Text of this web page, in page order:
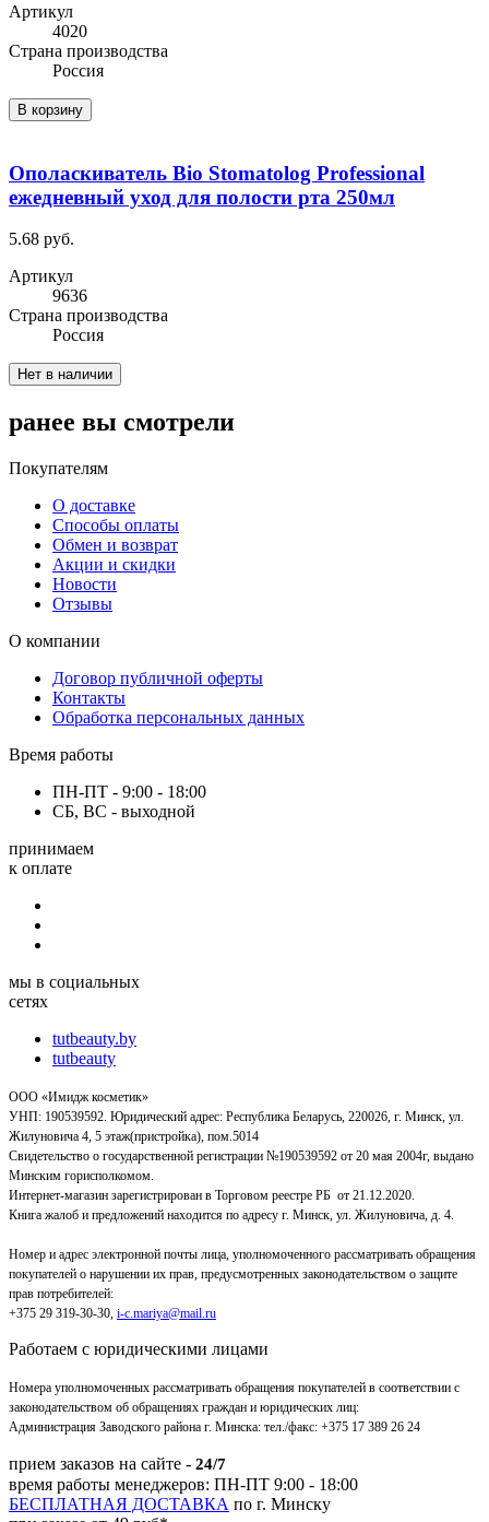
Артикул
4020
Cтрана производства
Россия
В корзину
Ополаскиватель Bio Stomatolog Professional
ежедневный уход для полости рта 250мл
5.68 руб.
Артикул
9636
Cтрана производства
Россия
Нет в наличии
ранее вы смотрели
Покупателям
О доставке
Способы оплаты
Обмен и возврат
Акции и скидки
Новости
Отзывы
О компании
Договор публичной оферты
Контакты
Обработка персональных данных
Время работы
ПН-ПТ - 9:00 - 18:00
СБ, ВС - выходной
принимаем
к оплате
мы в социальных
сетях
tutbeauty.by
tutbeauty
ООО «Имидж косметик»
УНП: 190539592. Юридический адрес: Республика Беларусь, 220026, г. Минск, ул.
Жилуновича 4, 5 этаж(пристройка), пом.5014
Свидетельство о государственной регистрации №190539592 от 20 мая 2004г, выдано
Минским горисполкомом.
Интернет-магазин зарегистрирован в Торговом реестре РБ от 21.12.2020.
Книга жалоб и предложений находится по адресу г. Минск, ул. Жилуновича, д. 4.
Номер и адрес электронной почты лица, уполномоченного рассматривать обращения
покупателей о нарушении их прав, предусмотренных законодательством о защите
прав потребителей:
+375 29 319-30-30, i-c.mariya@mail.ru
Работаем с юридическими лицами
Номера уполномоченных рассматривать обращения покупателей в соответствии с
законодательством об обращениях граждан и юридических лиц:
Администрация Заводского района г. Минска: тел./факс: +375 17 389 26 24
прием заказов на сайте - 24/7
время работы менеджеров: ПН-ПТ 9:00 - 18:00
БЕСПЛАТНАЯ ДОСТАВКА по г. Минску